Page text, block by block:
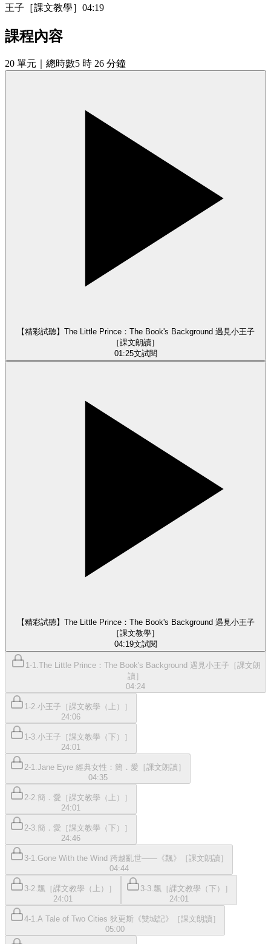
王子［課文教學］ 04:19
課程內容
20 單元 ｜總時數5 時 26 分鐘
【精彩試聽】The Little Prince：The Book's Background 遇見小王子
［課文朗讀］
01:25文試閱
【精彩試聽】The Little Prince：The Book's Background 遇見小王子
［課文教學］
04:19文試閱
1-1.The Little Prince：The Book's Background 遇見小王子［課文朗
讀］
04:24
1-2.小王子［課文教學（上）］
24:06
1-3.小王子［課文教學（下）］
24:01
2-1.Jane Eyre 經典女性：簡．愛［課文朗讀］
04:35
2-2.簡．愛［課文教學（上）］
24:01
2-3.簡．愛［課文教學（下）］
24:46
3-1.Gone With the Wind 跨越亂世——《飄》［課文朗讀］
04:44
3-2.飄［課文教學（上）］
24:01
3-3.飄［課文教學（下）］
24:01
4-1.A Tale of Two Cities 狄更斯《雙城記》［課文朗讀］
05:00